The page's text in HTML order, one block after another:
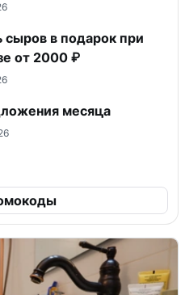
в подарок при
от 2000 ₽
месяца